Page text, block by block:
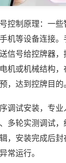
控制原理：一
机等设备连接
信号给控牌器
机或机械结构
，达到控牌目的。
调试安装，专
多轮实测调试
，安装完成后
常运行。